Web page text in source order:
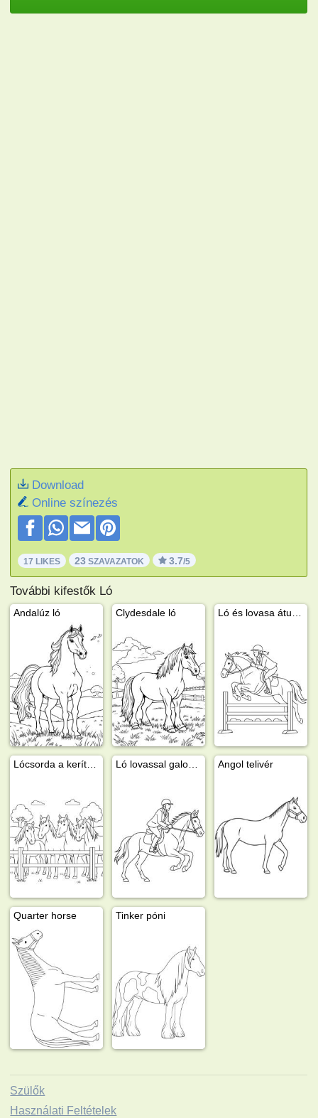
Download
Online színezés
17 LIKES 23 SZAVAZATOK 3.7/5
További kifestők Ló
Andalúz ló Clydesdale ló
Angol telivér
Quarter horse Tinker póni
Szülők
Használati Feltételek